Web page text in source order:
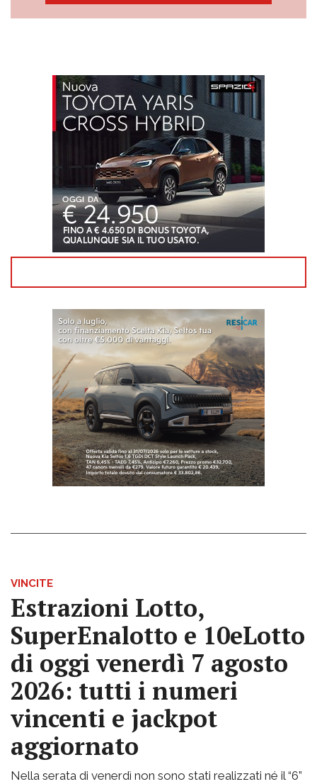
VINCITE
Estrazioni Lotto,
SuperEnalotto e 10eLotto
di oggi venerdì 7 agosto
2026: tutti i numeri
vincenti e jackpot
aggiornato
Nella serata di venerdì non sono stati realizzati né il “6”